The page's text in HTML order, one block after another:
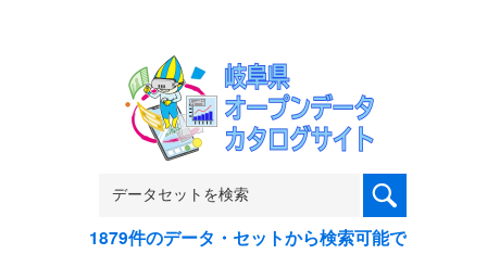
1879件のデータ・セットから検索可能で